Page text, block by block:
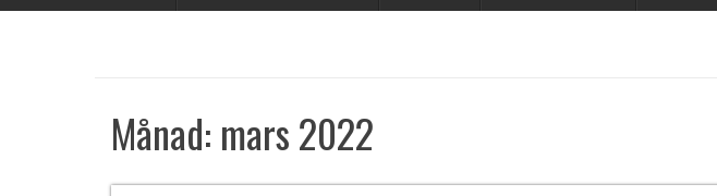
Månad: mars 2022